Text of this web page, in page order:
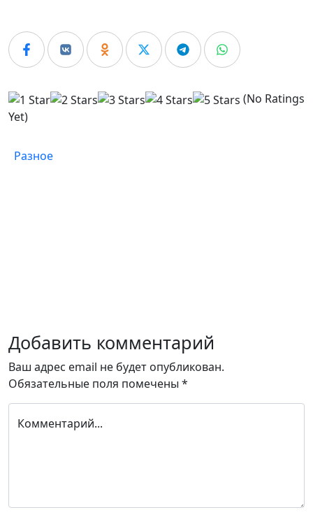
(No Ratings
Yet)
Разное
Добавить комментарий
Ваш адрес email не будет опубликован.
Обязательные поля помечены *
Комментарий...